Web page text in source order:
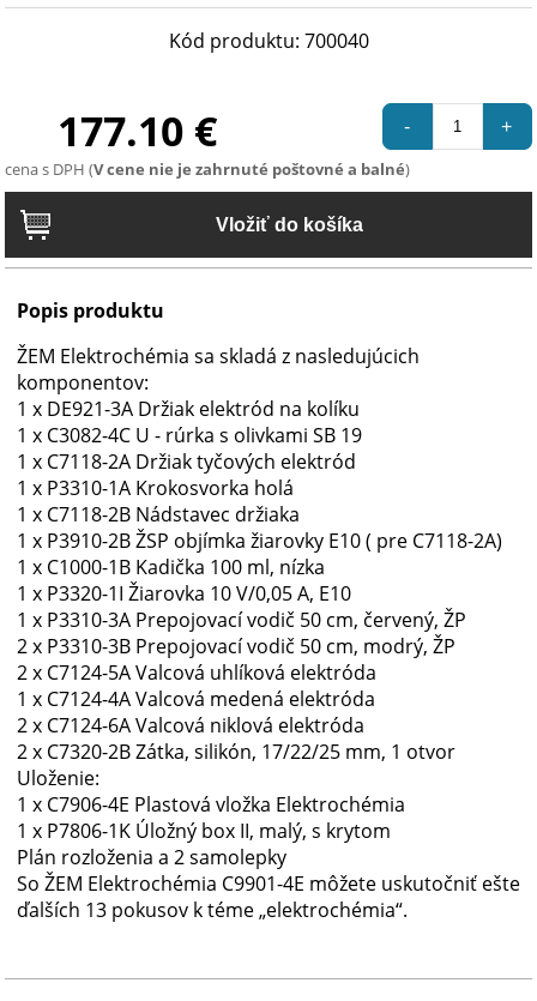
Kód produktu: 700040
177.10 € +
-
cena s DPH (V cene nie je zahrnuté poštovné a balné)
Popis produktu
ŽEM Elektrochémia sa skladá z nasledujúcich
komponentov:
1 x DE921-3A Držiak elektród na kolíku
1 x C3082-4C U - rúrka s olivkami SB 19
1 x C7118-2A Držiak tyčových elektród
1 x P3310-1A Krokosvorka holá
1 x C7118-2B Nádstavec držiaka
1 x P3910-2B ŽSP objímka žiarovky E10 ( pre C7118-2A)
1 x C1000-1B Kadička 100 ml, nízka
1 x P3320-1I Žiarovka 10 V/0,05 A, E10
1 x P3310-3A Prepojovací vodič 50 cm, červený, ŽP
2 x P3310-3B Prepojovací vodič 50 cm, modrý, ŽP
2 x C7124-5A Valcová uhlíková elektróda
1 x C7124-4A Valcová medená elektróda
2 x C7124-6A Valcová niklová elektróda
2 x C7320-2B Zátka, silikón, 17/22/25 mm, 1 otvor
Uloženie:
1 x C7906-4E Plastová vložka Elektrochémia
1 x P7806-1K Úložný box II, malý, s krytom
Plán rozloženia a 2 samolepky
So ŽEM Elektrochémia C9901-4E môžete uskutočniť ešte
ďalších 13 pokusov k téme „elektrochémia“.